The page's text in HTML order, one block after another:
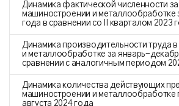
Динамика фактической численности
машиностроении и металлообработке
года в сравнении со II кварталом 2023
Динамика производительности труда
и металлообработке за январь-
сравнении с аналогичным периодом
Динамика количества действующих
машиностроении и металлообработке
августа 2024 года